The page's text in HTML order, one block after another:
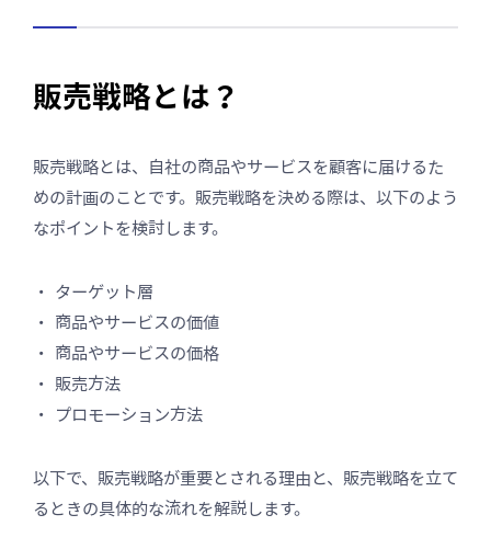
販売戦略とは？
販売戦略とは、自社の商品やサービスを顧客に届けるた
めの計画のことです。販売戦略を決める際は、以下のよう
なポイントを検討します。
ターゲット層
商品やサービスの価値
商品やサービスの価格
販売方法
プロモーション方法
以下で、販売戦略が重要とされる理由と、販売戦略を立て
るときの具体的な流れを解説します。